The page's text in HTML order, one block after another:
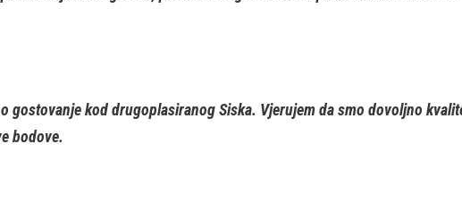
gostovanje kod drugoplasiranog Siska. Vjerujem da smo dovoljno
bodove.